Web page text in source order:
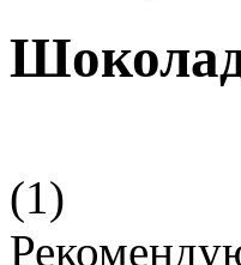
(1)